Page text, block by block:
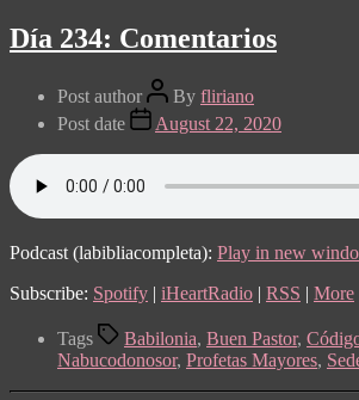
Día 234: Comentarios
Post author By fliriano
Post date
August 22, 2020
Podcast (labibliacompleta): Play in new
Subscribe: Spotify | iHeartRadio | RSS | More
Tags Babilonia, Buen Pastor,
Nabucodonosor, Profetas Mayores,